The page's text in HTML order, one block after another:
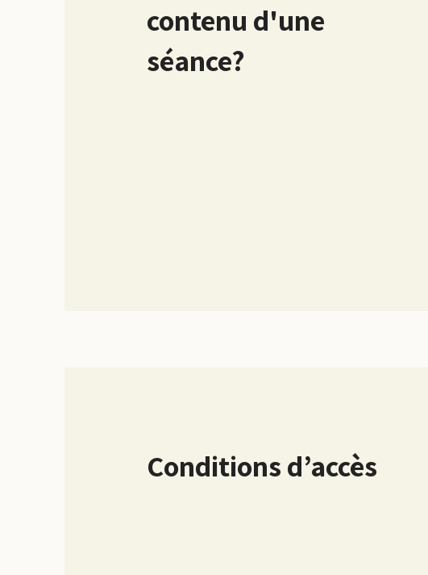
contenu d'une
séance?
Conditions d’accès